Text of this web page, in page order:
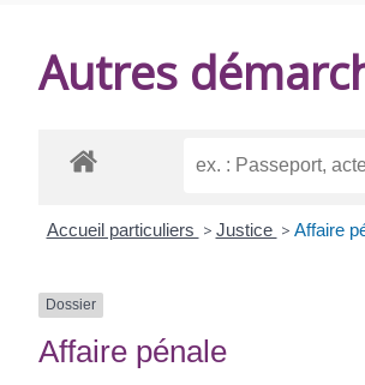
Autres
Accueil particuliers > Justice > Affaire
Dossier
Affaire pénale